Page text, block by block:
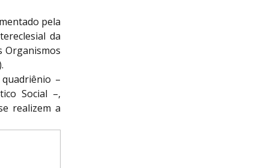
pela
da
Organismos
–
Social –,
realizem a